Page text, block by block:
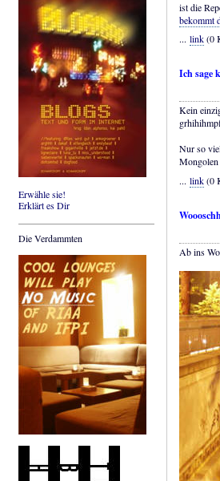
Erwähle sie!
Erklärt es Dir
Die Verdammten
ist die
bekommt
... link(0
Ich sage
Kein
Nur so
Mongolen
... link(0
Ab ins